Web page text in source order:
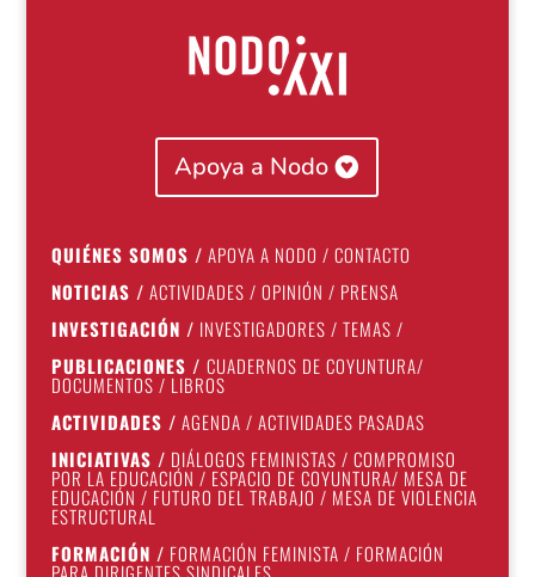
Apoya a Nodo
QUIÉNES SOMOS / APOYA A NODO / CONTACTO
NOTICIAS / ACTIVIDADES / OPINIÓN / PRENSA
INVESTIGACIÓN / INVESTIGADORES / TEMAS /
PUBLICACIONES / CUADERNOS DE COYUNTURA/
DOCUMENTOS / LIBROS
ACTIVIDADES / AGENDA / ACTIVIDADES PASADAS
INICIATIVAS / DIÁLOGOS FEMINISTAS / COMPROMISO
POR LA EDUCACIÓN / ESPACIO DE COYUNTURA/ MESA DE
EDUCACIÓN / FUTURO DEL TRABAJO / MESA DE VIOLENCIA
ESTRUCTURAL
FORMACIÓN / FORMACIÓN FEMINISTA / FORMACIÓN